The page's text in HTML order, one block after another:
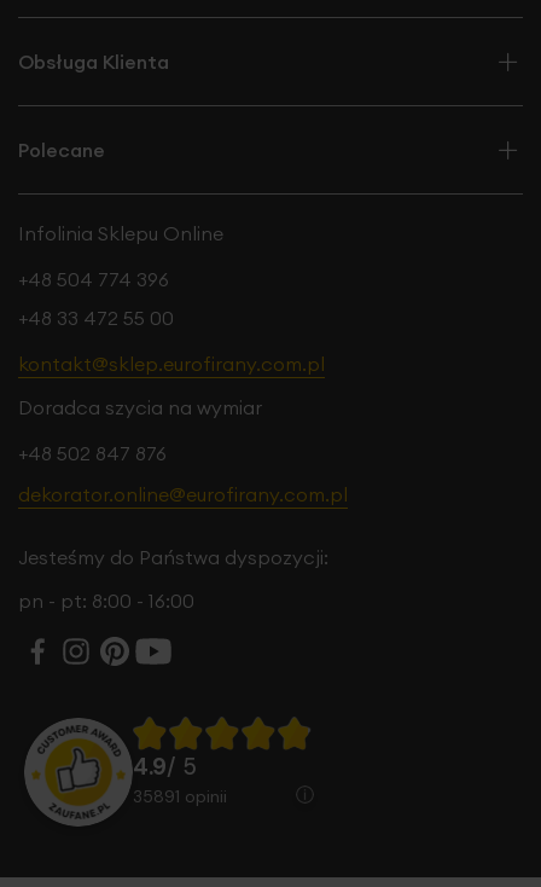
Obsługa Klienta
Polecane
Infolinia Sklepu Online
+48 504 774 396
+48 33 472 55 00
kontakt@sklep.eurofirany.com.pl
Doradca szycia na wymiar
+48 502 847 876
dekorator.online@eurofirany.com.pl
Jesteśmy do Państwa dyspozycji:
pn - pt: 8:00 - 16:00
4.9/ 5
35891 opinii